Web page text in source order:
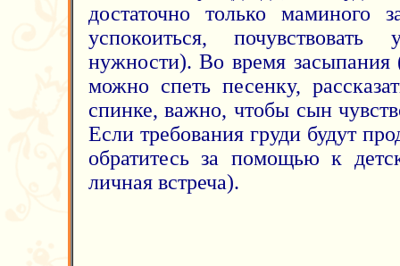
достаточно только маминого
успокоиться,
нужности). Во время засыпания
можно спеть песенку,
спинке, важно, чтобы сын
Если требования груди будут
обратитесь за помощью к
личная встреча).